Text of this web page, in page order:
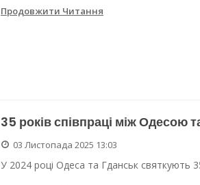
Продовжити Читання
35 років співпраці між Одесою
03 Листопада 2025 13:03
У 2024 році Одеса та Гданськ святкують